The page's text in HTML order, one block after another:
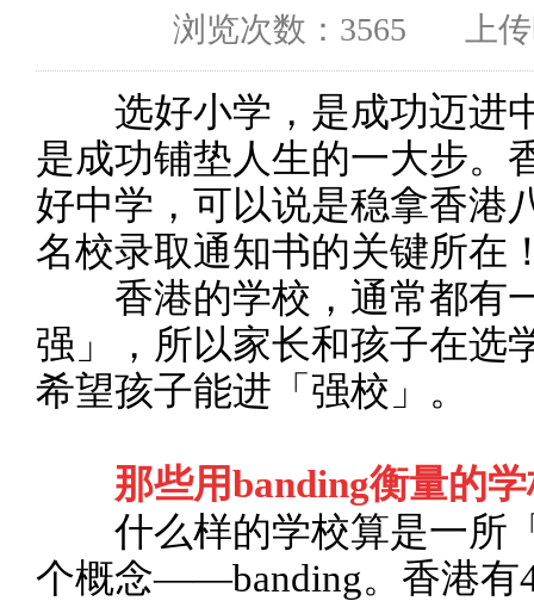
浏览次数：3565 上
选好小学，是成功迈进
是成功铺垫人生的一大步。
好中学，可以说是稳拿香港
名校录取通知书的关键所在
香港的学校，通常都有
强」，所以家长和孩子在选
希望孩子能进「强校」。
那些用banding衡量的
什么样的学校算是一所
个概念——banding。香港有